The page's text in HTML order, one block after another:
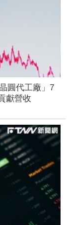
圓代工廠」7
獻營收